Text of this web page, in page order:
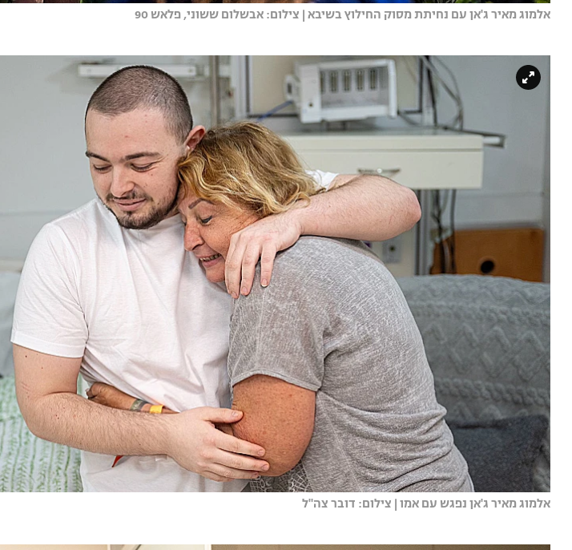
אלמוג מאיר ג'אן עם נחיתת מסוק החילוץ בשיבא | צילום: אבשלום ששוני, פלאש 90
אלמוג מאיר ג'אן נפגש עם אמו | צילום: דובר צה"ל